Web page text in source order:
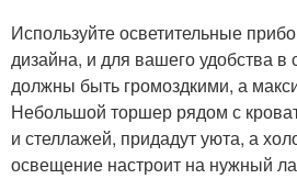
Используйте осветительные
дизайна, и для вашего удобства в
должны быть громоздкими, а
Небольшой торшер рядом с
и стеллажей, придадут уюта, а
освещение настроит на нужный